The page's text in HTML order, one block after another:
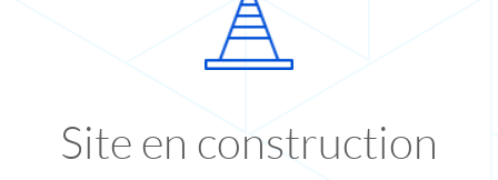
Site en construction